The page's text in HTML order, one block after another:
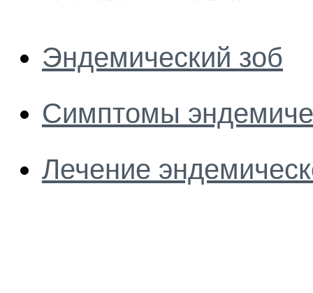
Эндемический зоб
Симптомы
Лечение